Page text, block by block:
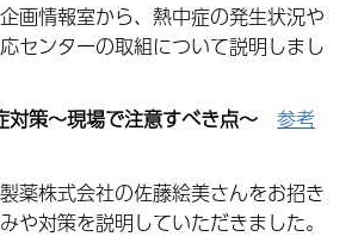
画情報室から、熱中症の発生状況や
センターの取組について説明しまし
対策～現場で注意すべき点～参考
薬株式会社の佐藤絵美さんをお招き
や対策を説明していただきました。